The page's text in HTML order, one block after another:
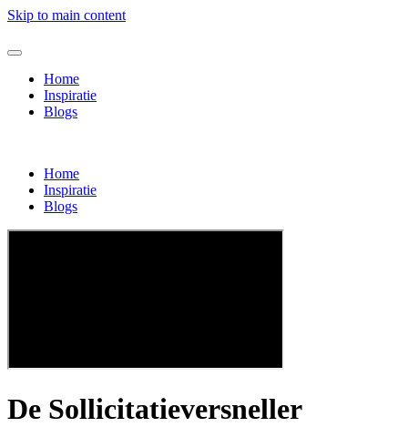
Skip to main content
Home
Inspiratie
Blogs
Home
Inspiratie
Blogs
De Sollicitatieversneller